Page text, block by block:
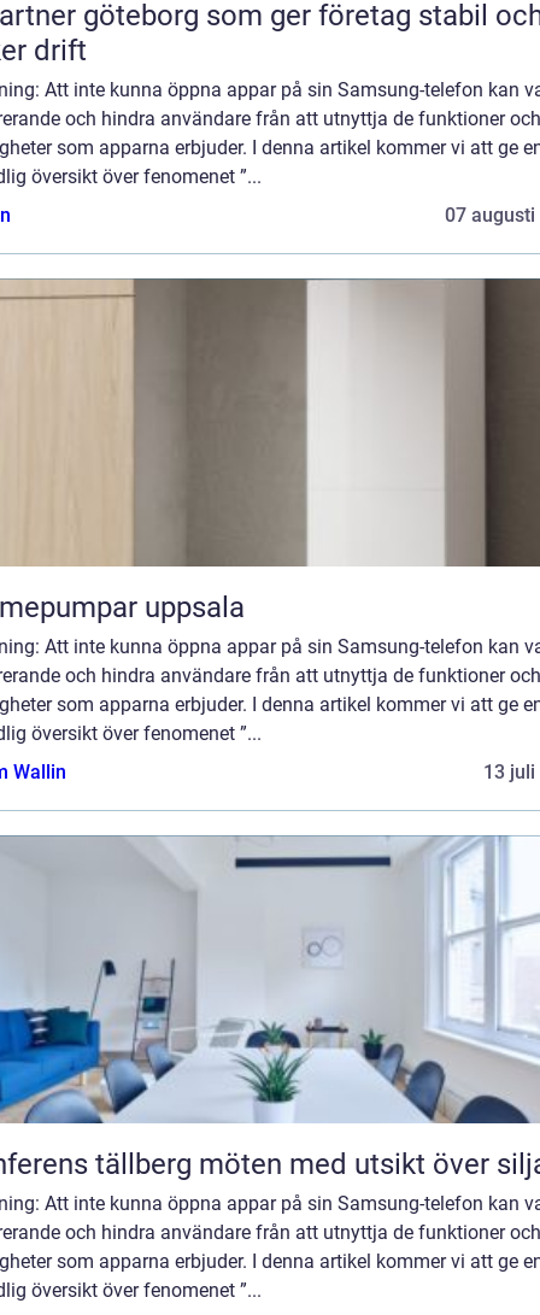
göteborg som ger företag stabil
drift
Att inte kunna öppna appar på sin Samsung-telefon kan
och hindra användare från att utnyttja de funktioner och
som apparna erbjuder. I denna artikel kommer vi att ge
översikt över fenomenet ”...
07 augusti
uppsala
Att inte kunna öppna appar på sin Samsung-telefon kan
och hindra användare från att utnyttja de funktioner och
som apparna erbjuder. I denna artikel kommer vi att ge
översikt över fenomenet ”...
Wallin
13 juli
Konferens tällberg möten med utsikt över
Att inte kunna öppna appar på sin Samsung-telefon kan
och hindra användare från att utnyttja de funktioner och
som apparna erbjuder. I denna artikel kommer vi att ge
översikt över fenomenet ”...